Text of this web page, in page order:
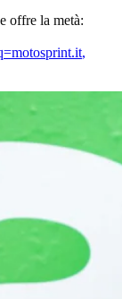
offre la metà:
,